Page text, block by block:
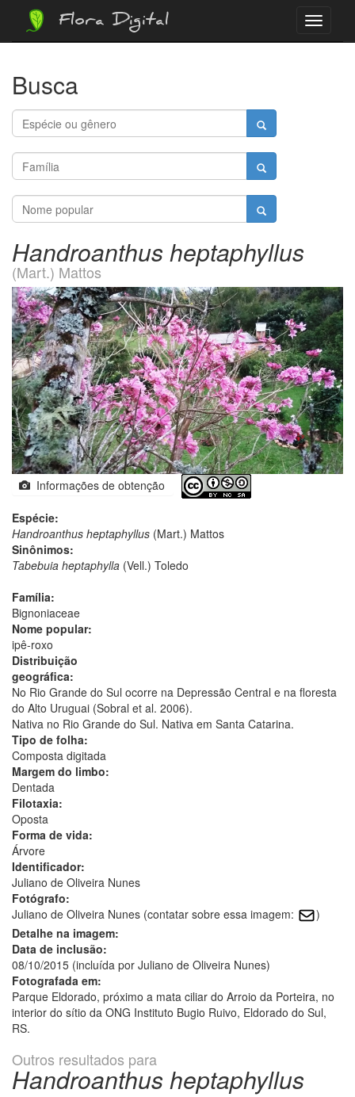
Menu
Flora Digital
Busca
Handroanthus heptaphyllus
(Mart.) Mattos
Informações de obtenção
Espécie:
Handroanthus heptaphyllus (Mart.) Mattos
Sinônimos:
Tabebuia heptaphylla (Vell.) Toledo
Família:
Bignoniaceae
Nome popular:
ipê-roxo
Distribuição
geográfica:
No Rio Grande do Sul ocorre na Depressão Central e na floresta
do Alto Uruguai (Sobral et al. 2006).
Nativa no Rio Grande do Sul. Nativa em Santa Catarina.
Tipo de folha:
Composta digitada
Margem do limbo:
Dentada
Filotaxia:
Oposta
Forma de vida:
Árvore
Identificador:
Juliano de Oliveira Nunes
Fotógrafo:
Juliano de Oliveira Nunes (contatar sobre essa imagem:
)
Detalhe na imagem:
Data de inclusão:
08/10/2015 (incluída por Juliano de Oliveira Nunes)
Fotografada em:
Parque Eldorado, próximo a mata ciliar do Arroio da Porteira, no
interior do sítio da ONG Instituto Bugio Ruivo, Eldorado do Sul,
RS.
Outros resultados para
Handroanthus heptaphyllus